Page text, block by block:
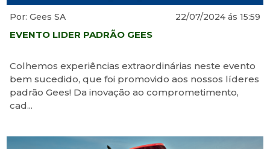
Por: Gees SA 22/07/2024 ás 15:59
EVENTO LIDER PADRÃO GEES
Colhemos experiências extraordinárias neste evento
bem sucedido, que foi promovido aos nossos líderes
padrão Gees! Da inovação ao comprometimento,
cad...